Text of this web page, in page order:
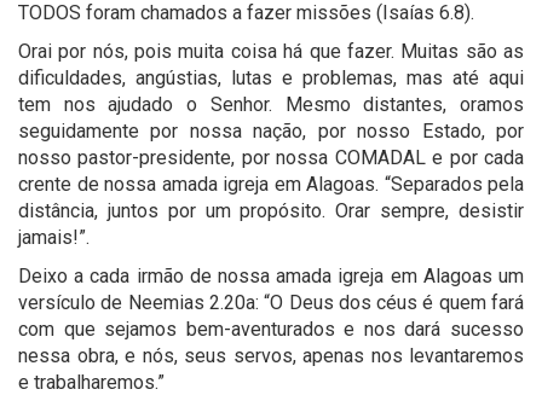
TODOS foram chamados a fazer missões (Isaías 6.8).
Orai por nós, pois muita coisa há que fazer. Muitas são as
dificuldades, angústias, lutas e problemas, mas até aqui
tem nos ajudado o Senhor. Mesmo distantes, oramos
seguidamente por nossa nação, por nosso Estado, por
nosso pastor-presidente, por nossa COMADAL e por cada
crente de nossa amada igreja em Alagoas. “Separados pela
distância, juntos por um propósito. Orar sempre, desistir
jamais!”.
Deixo a cada irmão de nossa amada igreja em Alagoas um
versículo de Neemias 2.20a: “O Deus dos céus é quem fará
com que sejamos bem-aventurados e nos dará sucesso
nessa obra, e nós, seus servos, apenas nos levantaremos
e trabalharemos.”